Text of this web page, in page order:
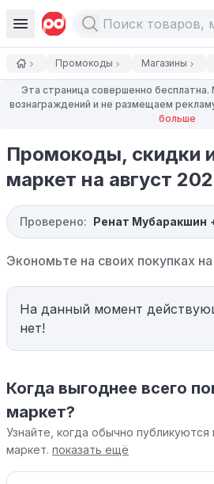
Промокоды Магазины
Эта страница совершенно бесплатна.
вознаграждений и не размещаем
больше
Промокоды, скидки
маркет на август
Проверено: Ренат Мубаракшин
Экономьте на своих покупках
На данный момент
нет!
Когда выгоднее всего
маркет?
Узнайте, когда обычно
маркет. показать ещё